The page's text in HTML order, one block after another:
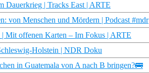
Dauerkrieg | Tracks East | ARTE
von Menschen und Mördern | Podcast #mdr
Mit offenen Karten – Im Fokus | ARTE
Holstein | NDR Doku
in Guatemala von A nach B bringen?🚌